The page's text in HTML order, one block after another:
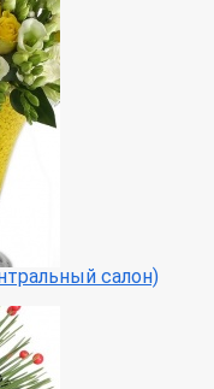
салон)